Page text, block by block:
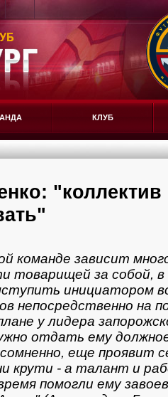
КЛУБ
"коллектив
команде зависит
товарищей за собой,
инициатором
непосредственно на
у лидера
отдать ему
еще проявит
крути - а талант и
помогли ему